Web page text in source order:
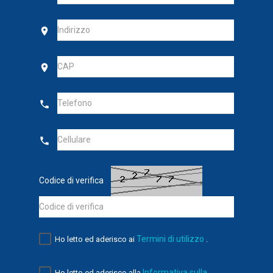
place
place
local_phone
local_phone
Codice di verifica
Ho letto ed aderisco ai Termini di utilizzo .